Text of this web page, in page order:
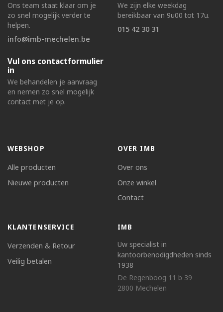
Ons team staat klaar om je
zo snel mogelijk verder te
helpen.
info@imb-mechelen.be
We zijn elke weekdag
bereikbaar van 9u00 tot 17u.
015 42 30 31
Vul ons contactformulier
in
We behandelen je aanvraag
en nemen zo snel mogelijk
contact met je op.
WEBSHOP
Alle producten
Nieuwe producten
OVER IMB
Over ons
Onze winkel
Contact
KLANTENSERVICE
Verzenden & Retour
Veilig betalen
IMB
Uw specialist in
kantoorbenodigdheden sinds
1938
De Regenboog 11 b 39
2800 Mechelen